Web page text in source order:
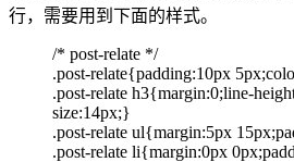
行，需要用到下面的样式。
/* post-relate */
.post-relate{padding:10px
.post-relate h3{margin:0;line-
size:14px;}
.post-relate ul{margin:5px
.post-relate li{margin:0px